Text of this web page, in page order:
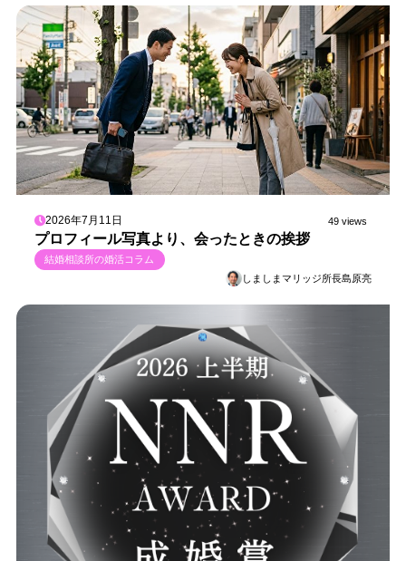
2026年7月11日 49 views
プロフィール写真より、会ったときの挨拶
結婚相談所の婚活コラム
しましまマリッジ所長島原亮